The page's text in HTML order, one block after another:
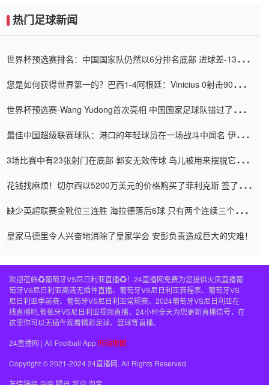
热门足球新闻
世界杯预选赛排名：中国国家队仍然以6分排名底部 进球差-13令人
您是如何获得世界第一的？巴西1-4阿根廷：Vinicius 0射击90分钟
世界杯预选赛-Wang Yudong首次亮相 中国国家足球队错过了世界
最佳中国超级联赛球队：港口的年轻球员在一场战斗中闻名 伊万放
3场比赛中有23张射门在底部 郭安无效传球 鸟儿被用来摆脱它
花钱找麻烦！切尔西以5200万美元的价格购买了菲利克斯 签了7年
缺少英超联赛金靴位三连胜 海拉德落后6球 只有两个连续三个连续
皇家马德里令人兴奋地消除了皇家学会 安彭负责造成巨大的灾难！
欢迎莅临♻️葡萄牙VS尼日利亚直播♻️！24直播网免费为您提供火凤直播葡
萄牙VS尼日利亚高清无插件直播、葡萄牙VS尼日利亚赛程表、葡萄牙VS
尼日利亚季前赛、葡萄牙VS尼日利亚常规赛、2024葡萄牙VS尼日利亚在
线直播吧,葡萄牙VS尼日利亚视频直播，24小时全天为您更新直播信号，在
这里你可以无插件观看精彩足球、篮球等直播。
24直播网 | All Football App 网站地图
Copyright © 2021-2024 24直播网. All Rights Reserved.